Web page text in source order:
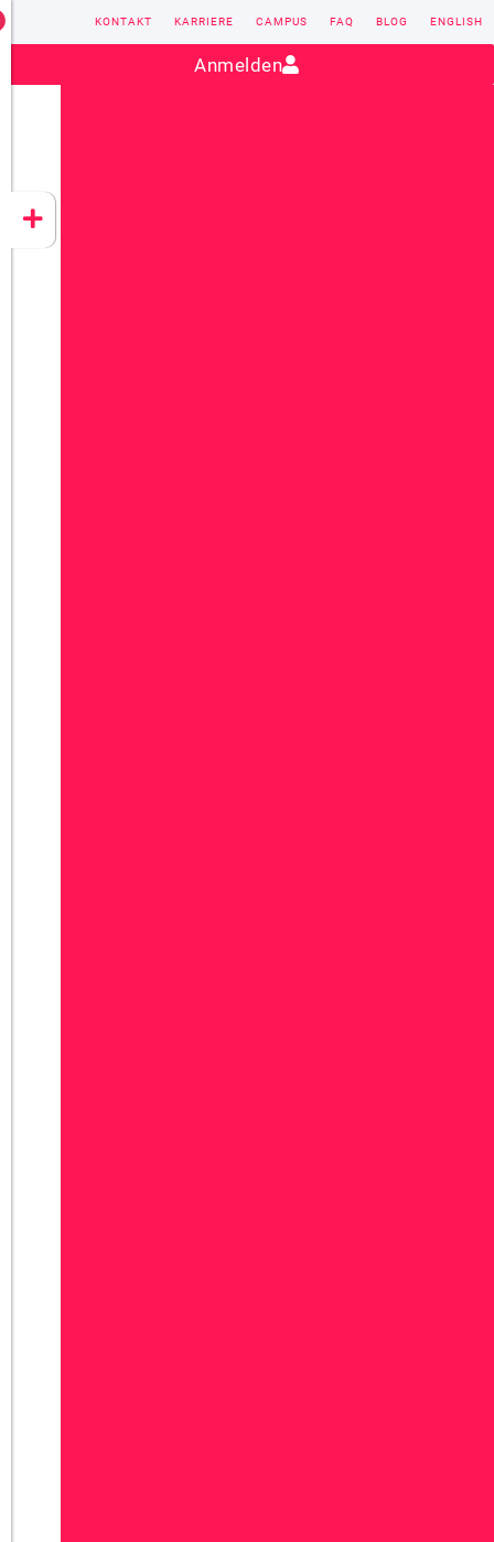
CONZEPT 16
YEET
Kontakt:sales@vectorsoft.de
KONTAKT KARRIERE CAMPUS FAQ BLOG ENGLISH
Anmelden